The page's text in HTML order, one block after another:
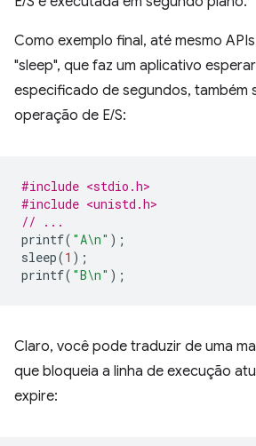
Como exemplo final, até mesmo
"sleep", que faz um aplicativo
especificado de segundos, também
operação de E/S:
#include <stdio.h>
#include <unistd.h>
// ...
printf( "A\n" );
sleep(1 );
printf( "B\n" );
Claro, você pode traduzir de uma
que bloqueia a linha de execução
expire: